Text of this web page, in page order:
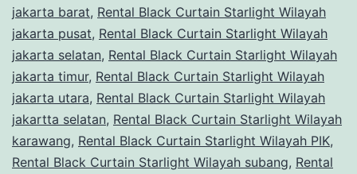
jakarta barat, Rental Black Curtain Starlight Wilayah
jakarta pusat, Rental Black Curtain Starlight Wilayah
jakarta selatan, Rental Black Curtain Starlight Wilayah
jakarta timur, Rental Black Curtain Starlight Wilayah
jakarta utara, Rental Black Curtain Starlight Wilayah
jakartta selatan, Rental Black Curtain Starlight Wilayah
karawang, Rental Black Curtain Starlight Wilayah PIK,
Rental Black Curtain Starlight Wilayah subang, Rental